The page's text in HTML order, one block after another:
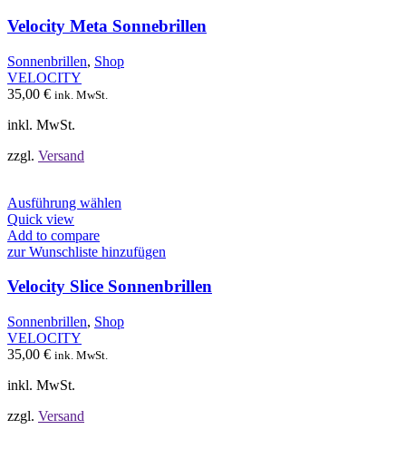
auf.
Die
können
Velocity Meta Sonnebrillen
Sonnenbrillen, Shop
VELOCITY
35,00 € ink. MwSt.
inkl. MwSt.
zzgl. Versand
Ausführung wählen
mehrere
auf.
Optionen
können
Quick view
Add to compare
zur Wunschliste hinzufügen
Velocity Slice Sonnenbrillen
Sonnenbrillen, Shop
VELOCITY
35,00 € ink. MwSt.
inkl. MwSt.
zzgl. Versand